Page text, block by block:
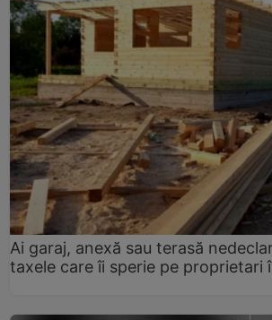
Ai garaj, anexă sau terasă
taxele care îi sperie pe proprietari